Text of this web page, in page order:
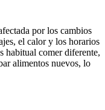
por los cambios
el calor y los horarios
habitual comer diferente,
alimentos nuevos, lo